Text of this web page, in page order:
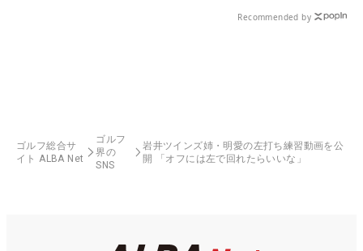
Recommended by
ゴルフ総合サ
イト ALBA Net
ゴルフ
界の
SNS
岩井ツインズ姉・明愛の左打ち練習動画を公
開 「オフには左で回れたらいいな」